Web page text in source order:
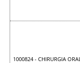
1000824 - CHIRURGIA